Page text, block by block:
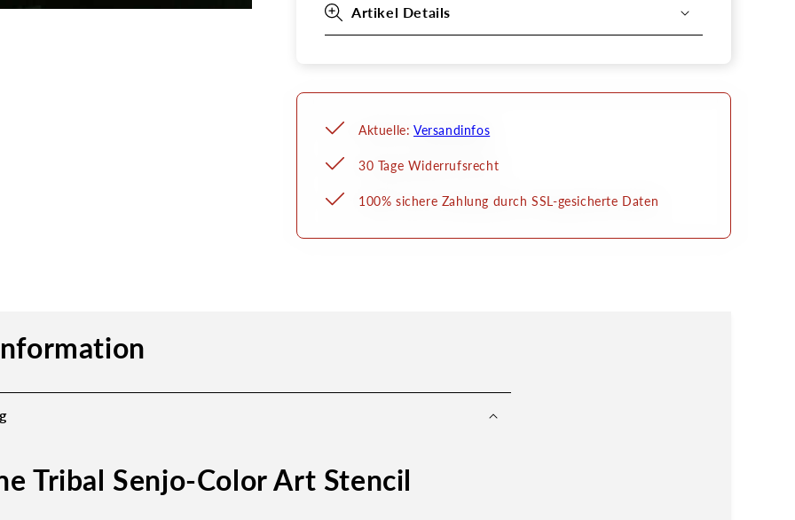
Artikel Details
Aktuelle: Versandinfos
30 Tage Widerrufsrecht
100% sichere Zahlung durch SSL-gesicherte Daten
Tribal Senjo-Color Art Stencil